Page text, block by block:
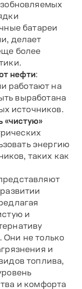
батареи
делает
более
нефти:
работают на
выработана
источников.
«чистую»
энергию
таких как
и
не только
и
топлива,
и комфорта